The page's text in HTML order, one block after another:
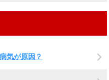
気が原因？